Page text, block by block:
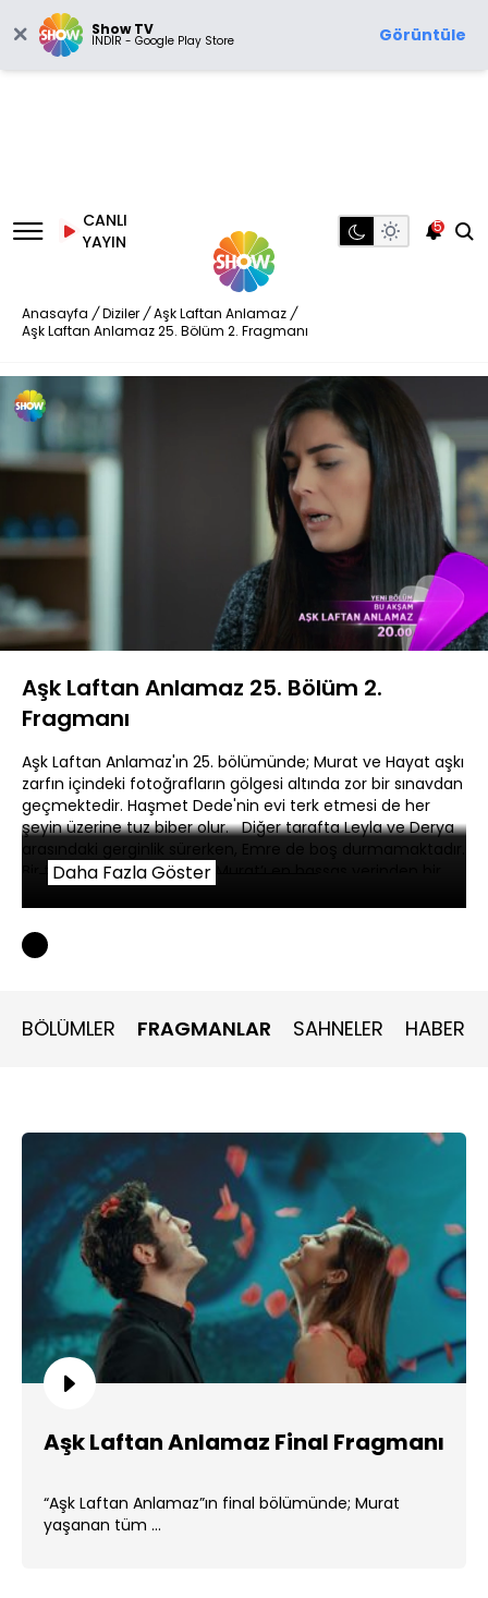
Show TV
İNDİR - Google Play Store Görüntüle
CANLI
YAYIN
5
Anasayfa / Diziler / Aşk Laftan Anlamaz /
Aşk Laftan Anlamaz 25. Bölüm 2. Fragmanı
Sesi
Aç
Yüklendi
100.00%
Oynatma
Hızı
Aşk Laftan Anlamaz 25. Bölüm 2.
Fragmanı
Aşk Laftan Anlamaz'ın 25. bölümünde; Murat ve Hayat aşkı
zarfın içindeki fotoğrafların gölgesi altında zor bir sınavdan
geçmektedir. Haşmet Dede'nin evi terk etmesi de her
şeyin üzerine tuz biber olur. Diğer tarafta Leyla ve Derya
arasındaki gerginlik sürerken, Emre de boş durmamaktadır.
Bir türlü zarar veremediği Murat’ı en hassas yerinden bir
sinsicedir. Murat ve Hayat’ın Haşmet Dede'nin peşinden
gittiği dağ evi, kırgınlıkların öfkelerin etkisiyle bir aşk
savaşına tanıklık eder. Bu savaşın vereceği zarar tahmin
Daha Fazla Göster
BÖLÜMLER FRAGMANLAR SAHNELER
Aşk Laftan Anlamaz Final Fragmanı
“Aşk Laftan Anlamaz”ın final bölümünde; Murat
yaşanan tüm ...